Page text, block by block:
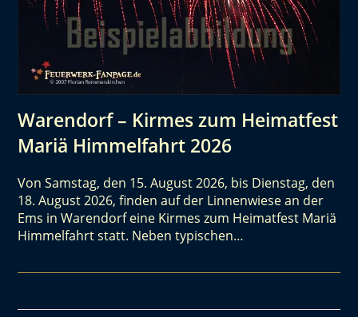
Warendorf – Kirmes zum Heimatfest
Mariä Himmelfahrt 2026
Von Samstag, den 15. August 2026, bis Dienstag, den
18. August 2026, finden auf der Linnenwiese an der
Ems in Warendorf eine Kirmes zum Heimatfest Mariä
Himmelfahrt statt. Neben typischen…